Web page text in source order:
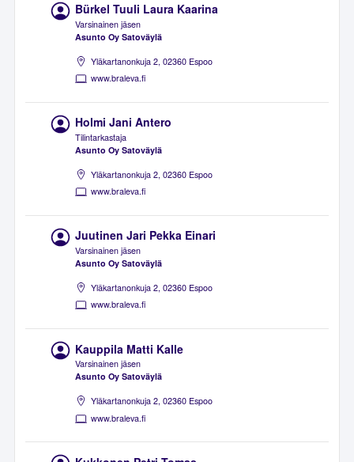
Bürkel Tuuli Laura Kaarina
Varsinainen jäsen
Asunto Oy Satoväylä
Yläkartanonkuja 2, 02360 Espoo
www.braleva.fi
Holmi Jani Antero
Tilintarkastaja
Asunto Oy Satoväylä
Yläkartanonkuja 2, 02360 Espoo
www.braleva.fi
Juutinen Jari Pekka Einari
Varsinainen jäsen
Asunto Oy Satoväylä
Yläkartanonkuja 2, 02360 Espoo
www.braleva.fi
Kauppila Matti Kalle
Varsinainen jäsen
Asunto Oy Satoväylä
Yläkartanonkuja 2, 02360 Espoo
www.braleva.fi